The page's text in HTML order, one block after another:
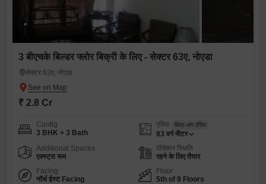
3 बीएचके बिल्डर फ्लोर बिक्री के लिए - सेक्टर 63ए, नोएडा
सेक्टर 63ए, नोएडा
₹ 2.8 Cr
Config
3 BHK + 3 Bath
एरिया बिल्ट-अप एरिया
83 वर्ग मीटर
Additional Spaces
एक्स्ट्रा रूम
पॉसेशन स्थिति
रहने के लिए तैयार
Facing
नॉर्थ ईस्ट Facing
Floor
5th of 9 Floors